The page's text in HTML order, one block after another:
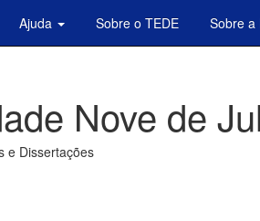
Ajuda Sobre o TEDE Sobre a
Nove de
e Dissertações